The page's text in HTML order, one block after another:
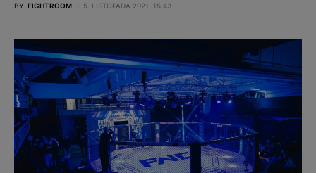
BY FIGHTROOM 5. LISTOPADA 2021. 15:43